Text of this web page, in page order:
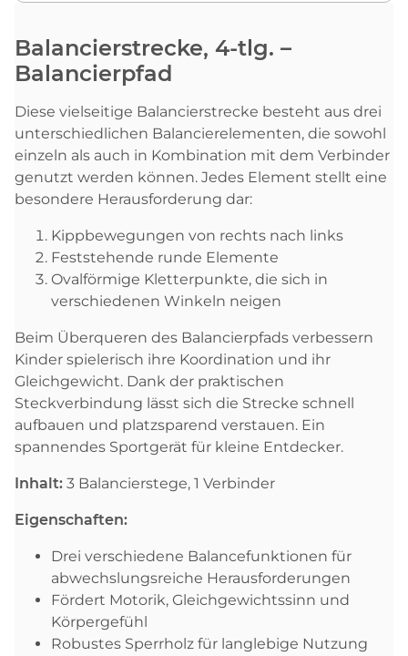
Balancierstrecke, 4-tlg. –
Balancierpfad
Diese vielseitige Balancierstrecke besteht aus drei
unterschiedlichen Balancierelementen, die sowohl
einzeln als auch in Kombination mit dem Verbinder
genutzt werden können. Jedes Element stellt eine
besondere Herausforderung dar:
Kippbewegungen von rechts nach links
Feststehende runde Elemente
Ovalförmige Kletterpunkte, die sich in
verschiedenen Winkeln neigen
Beim Überqueren des Balancierpfads verbessern
Kinder spielerisch ihre Koordination und ihr
Gleichgewicht. Dank der praktischen
Steckverbindung lässt sich die Strecke schnell
aufbauen und platzsparend verstauen. Ein
spannendes Sportgerät für kleine Entdecker.
Inhalt: 3 Balancierstege, 1 Verbinder
Eigenschaften:
Drei verschiedene Balancefunktionen für
abwechslungsreiche Herausforderungen
Fördert Motorik, Gleichgewichtssinn und
Körpergefühl
Robustes Sperrholz für langlebige Nutzung